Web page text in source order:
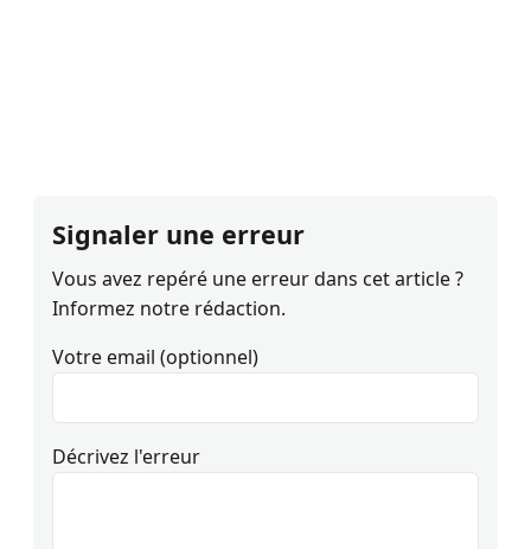
Signaler une erreur
Vous avez repéré une erreur dans cet article ?
Informez notre rédaction.
Votre email (optionnel)
Décrivez l'erreur